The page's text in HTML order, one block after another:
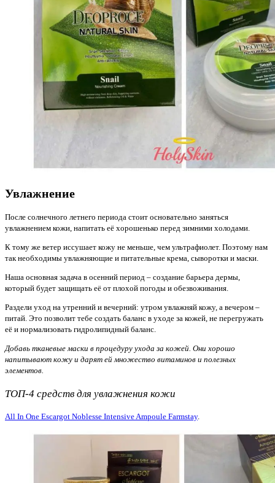
Увлажнение
После солнечного летнего периода стоит основательно заняться
увлажнением кожи, напитать её хорошенько перед зимними холодами.
К тому же ветер иссушает кожу не меньше, чем ультрафиолет. Поэтому нам
так необходимы увлажняющие и питательные крема, сыворотки и маски.
Наша основная задача в осенний период – создание барьера дермы,
который будет защищать её от плохой погоды и обезвоживания.
Раздели уход на утренний и вечерний: утром увлажняй кожу, а вечером –
питай. Это позволит тебе создать баланс в уходе за кожей, не перегружать
её и нормализовать гидролипидный баланс.
Добавь тканевые маски в процедуру ухода за кожей. Они хорошо
напитывают кожу и дарят ей множество витаминов и полезных
элементов.
ТОП-4 средств для увлажнения кожи
All In One Escargot Noblesse Intensive Ampoule Farmstay.